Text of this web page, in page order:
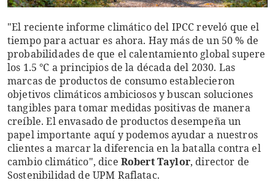
"El reciente informe climático del IPCC reveló que el
tiempo para actuar es ahora. Hay más de un 50 % de
probabilidades de que el calentamiento global supere
los 1.5 °C a principios de la década del 2030. Las
marcas de productos de consumo establecieron
objetivos climáticos ambiciosos y buscan soluciones
tangibles para tomar medidas positivas de manera
creíble. El envasado de productos desempeña un
papel importante aquí y podemos ayudar a nuestros
clientes a marcar la diferencia en la batalla contra el
cambio climático", dice Robert Taylor, director de
Sostenibilidad de UPM Raflatac.